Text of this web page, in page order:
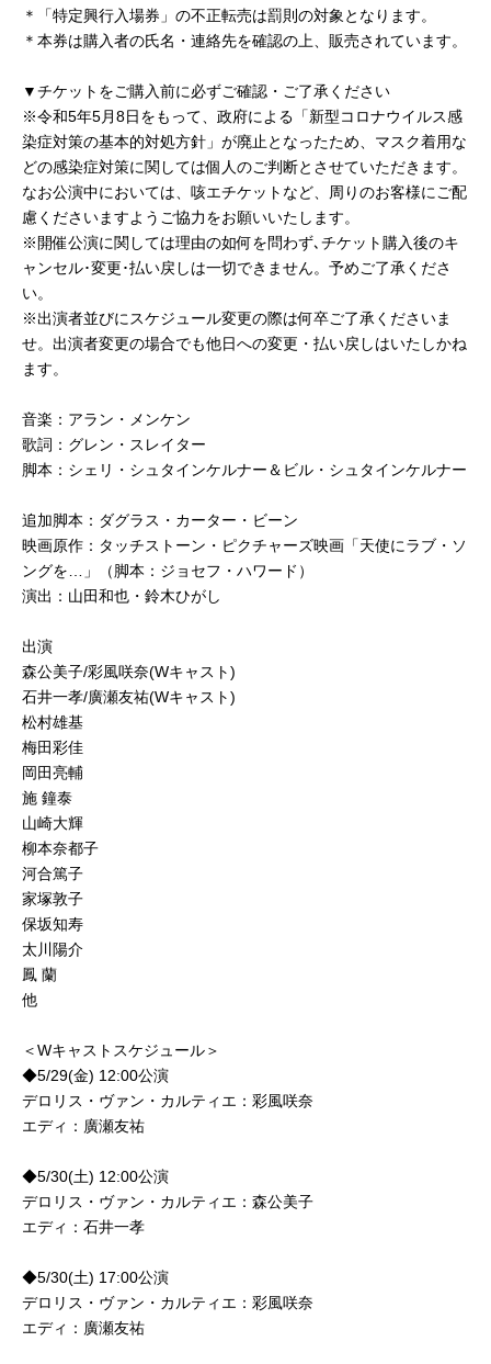
＊「特定興行入場券」の不正転売は罰則の対象となります。
＊本券は購入者の氏名・連絡先を確認の上、販売されています。
▼チケットをご購入前に必ずご確認・ご了承ください
※令和5年5月8日をもって、政府による「新型コロナウイルス感
染症対策の基本的対処⽅針」が廃⽌となったため、マスク着用な
どの感染症対策に関しては個⼈のご判断とさせていただきます。
なお公演中においては、咳エチケットなど、周りのお客様にご配
慮くださいますようご協⼒をお願いいたします。
※開催公演に関しては理由の如何を問わず､チケット購入後のキ
ャンセル･変更･払い戻しは一切できません。予めご了承くださ
い。
※出演者並びにスケジュール変更の際は何卒ご了承くださいま
せ。出演者変更の場合でも他日への変更・払い戻しはいたしかね
ます。
音楽 ： アラン・メンケン
歌詞 ： グレン・スレイター
脚本 ： シェリ・シュタインケルナー＆ビル・シュタインケルナー
追加脚本 ： ダグラス・カーター・ビーン
映画原作 ： タッチストーン・ピクチャーズ映画「天使にラブ・ソ
ングを…」（脚本：ジョセフ・ハワード）
演出 ： 山田和也・鈴木ひがし
出演
森公美子/彩風咲奈(Wキャスト)
石井一孝/廣瀬友祐(Wキャスト)
松村雄基
梅田彩佳
岡田亮輔
施 鐘泰
山崎大輝
柳本奈都子
河合篤子
家塚敦子
保坂知寿
太川陽介
鳳 蘭
他
＜Wキャストスケジュール＞
◆5/29(金) 12:00公演
デロリス・ヴァン・カルティエ：彩風咲奈
エディ：廣瀬友祐
◆5/30(土) 12:00公演
デロリス・ヴァン・カルティエ：森公美子
エディ：石井一孝
◆5/30(土) 17:00公演
デロリス・ヴァン・カルティエ：彩風咲奈
エディ：廣瀬友祐